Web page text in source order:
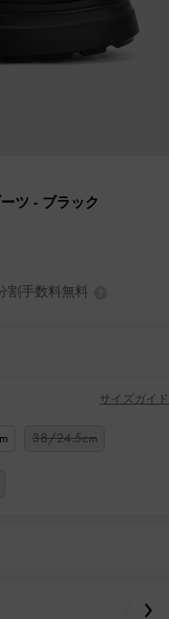
ツ - ブラック
割手数料無料
サイズガイド
38/24.5cm
戻る